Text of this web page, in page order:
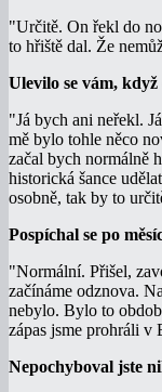
"Určitě. On řekl do
to hřiště dal. Že
Ulevilo se vám, když
"Já bych ani neřekl.
mě bylo tohle něco
začal bych normálně
historická šance
osobně, tak by to
Pospíchal se po
"Normální. Přišel,
začínáme odznova.
nebylo. Bylo to
zápas jsme prohráli v
Nepochyboval jste